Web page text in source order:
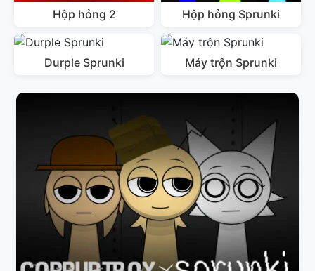
Hộp hỏng 2 Hộp hỏng Sprunki
Durple Sprunki Máy trộn Sprunki